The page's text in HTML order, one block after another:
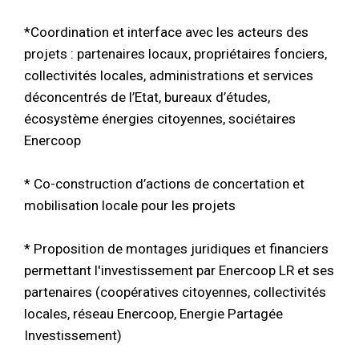
*Coordination et interface avec les acteurs des
projets : partenaires locaux, propriétaires fonciers,
collectivités locales, administrations et services
déconcentrés de l’Etat, bureaux d’études,
écosystème énergies citoyennes, sociétaires
Enercoop
* Co-construction d’actions de concertation et
mobilisation locale pour les projets
* Proposition de montages juridiques et financiers
permettant l'investissement par Enercoop LR et ses
partenaires (coopératives citoyennes, collectivités
locales, réseau Enercoop, Energie Partagée
Investissement)